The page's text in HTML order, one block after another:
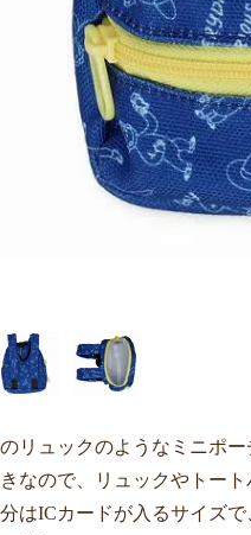
リュックのようなミニポー
なので、リュックやトー
はICカードが入るサイズで